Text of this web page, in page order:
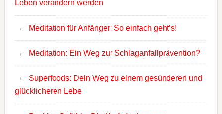
Leben verändern werden
Meditation für Anfänger: So einfach geht’s!
Meditation: Ein Weg zur Schlaganfallprävention?
Superfoods: Dein Weg zu einem gesünderen und
glücklicheren Lebe